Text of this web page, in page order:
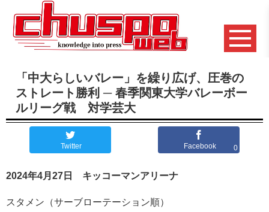
「中大らしいバレー」を繰り広げ、圧巻の
ストレート勝利 ─ 春季関東大学バレーボー
ルリーグ戦 対学芸大
Twitter Facebook 0
2024年4月27日 キッコーマンアリーナ
スタメン（サーブローテーション順）